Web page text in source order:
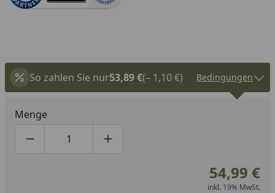
So zahlen Sie nur53,89 €(– 1,10 €) Bedingungen
Menge
Produktmenge um eins verringern
Produktmenge manuell eingeben
Produktmenge um eins erhöhen
54,99 €
inkl. 19% MwSt.